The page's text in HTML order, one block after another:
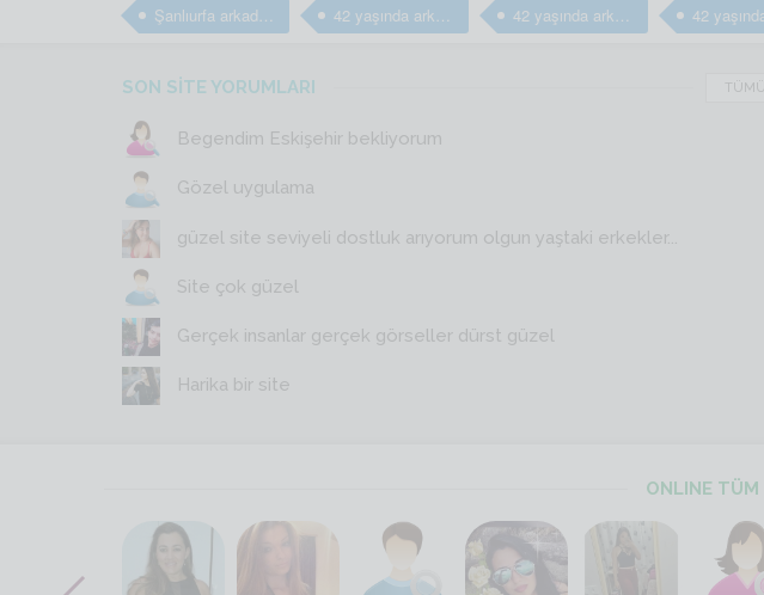
Şanlıurfa arkadaş arıyorum 42 yaşında arkadaş arıyorum 42 yaşında arkadaş arıyorum
SON SİTE YORUMLARI TÜMÜ
Begendim Eskişehir bekliyorum
Gözel uygulama
güzel site seviyeli dostluk arıyorum olgun yaştaki erkekler...
Site çok güzel
Gerçek insanlar gerçek görseller dürst güzel
Harika bir site
ONLINE TÜM